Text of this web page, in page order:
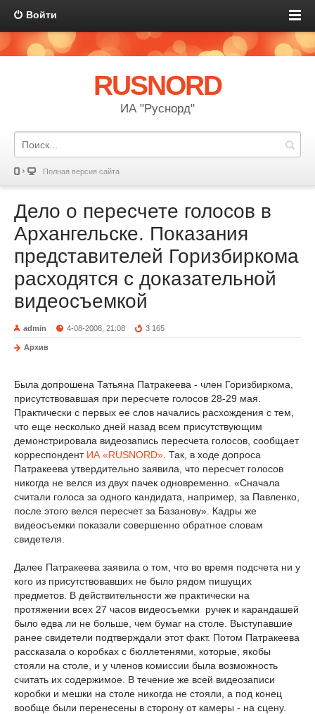
Войти
RUSNORD
ИА "Руснорд"
Полная версия сайта
Дело о пересчете голосов в
Архангельске. Показания
представителей Горизбиркома
расходятся с доказательной
видеосъемкой
admin 4-08-2008, 21:08 3 165
Архив
Была допрошена Татьяна Патракеева - член Горизбиркома,
присутствовавшая при пересчете голосов 28-29 мая.
Практически с первых ее слов начались расхождения с тем,
что еще несколько дней назад всем присутствующим
демонстрировала видеозапись пересчета голосов, сообщает
корреспондент ИА «RUSNORD» . Так, в ходе допроса
Патракеева утвердительно заявила, что пересчет голосов
никогда не велся из двух пачек одновременно. «Сначала
считали голоса за одного кандидата, например, за Павленко,
после этого велся пересчет за Базанову». Кадры же
видеосъемки показали совершенно обратное словам
свидетеля.
Далее Патракеева заявила о том, что во время подсчета ни у
кого из присутствовавших не было рядом пишущих
предметов. В действительности же практически на
протяжении всех 27 часов видеосъемки ручек и карандашей
было едва ли не больше, чем бумаг на столе. Выступавшие
ранее свидетели подтверждали этот факт. Потом Патракеева
рассказала о коробках с бюллетенями, которые, якобы
стояли на столе, и у членов комиссии была возможность
считать их содержимое. В течение же всей видеозаписи
коробки и мешки на столе никогда не стояли, а под конец
вообще были перенесены в сторону от камеры - на сцену.